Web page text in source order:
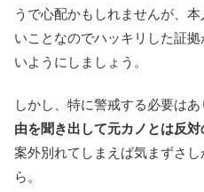
うで心配かもしれませんが、
いことなのでハッキリした証
いようにしましょう。
しかし、特に警戒する必要はあ
由を聞き出して元カノとは反
案外別れてしまえば気まずさ
ら。